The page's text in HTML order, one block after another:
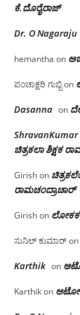
ಕೆ.ದೊರೈರಾಜ್
Dr. O Nagaraju
hemantha on
ಪಂಚಾಕ್ಷರಿ ಗುಬ್ಬಿon
Dasanna on
ShravanKumar
ಚಿತ್ರಕಲಾ ಶಿಕ್ಷಕ
Girishon
ರಾಮಚಂದ್ರಾಚಾರ್
Girishon
ಸುನಿಲ್ ಕುಮಾರ್on
Karthik on
Karthikon ಆಟೋ